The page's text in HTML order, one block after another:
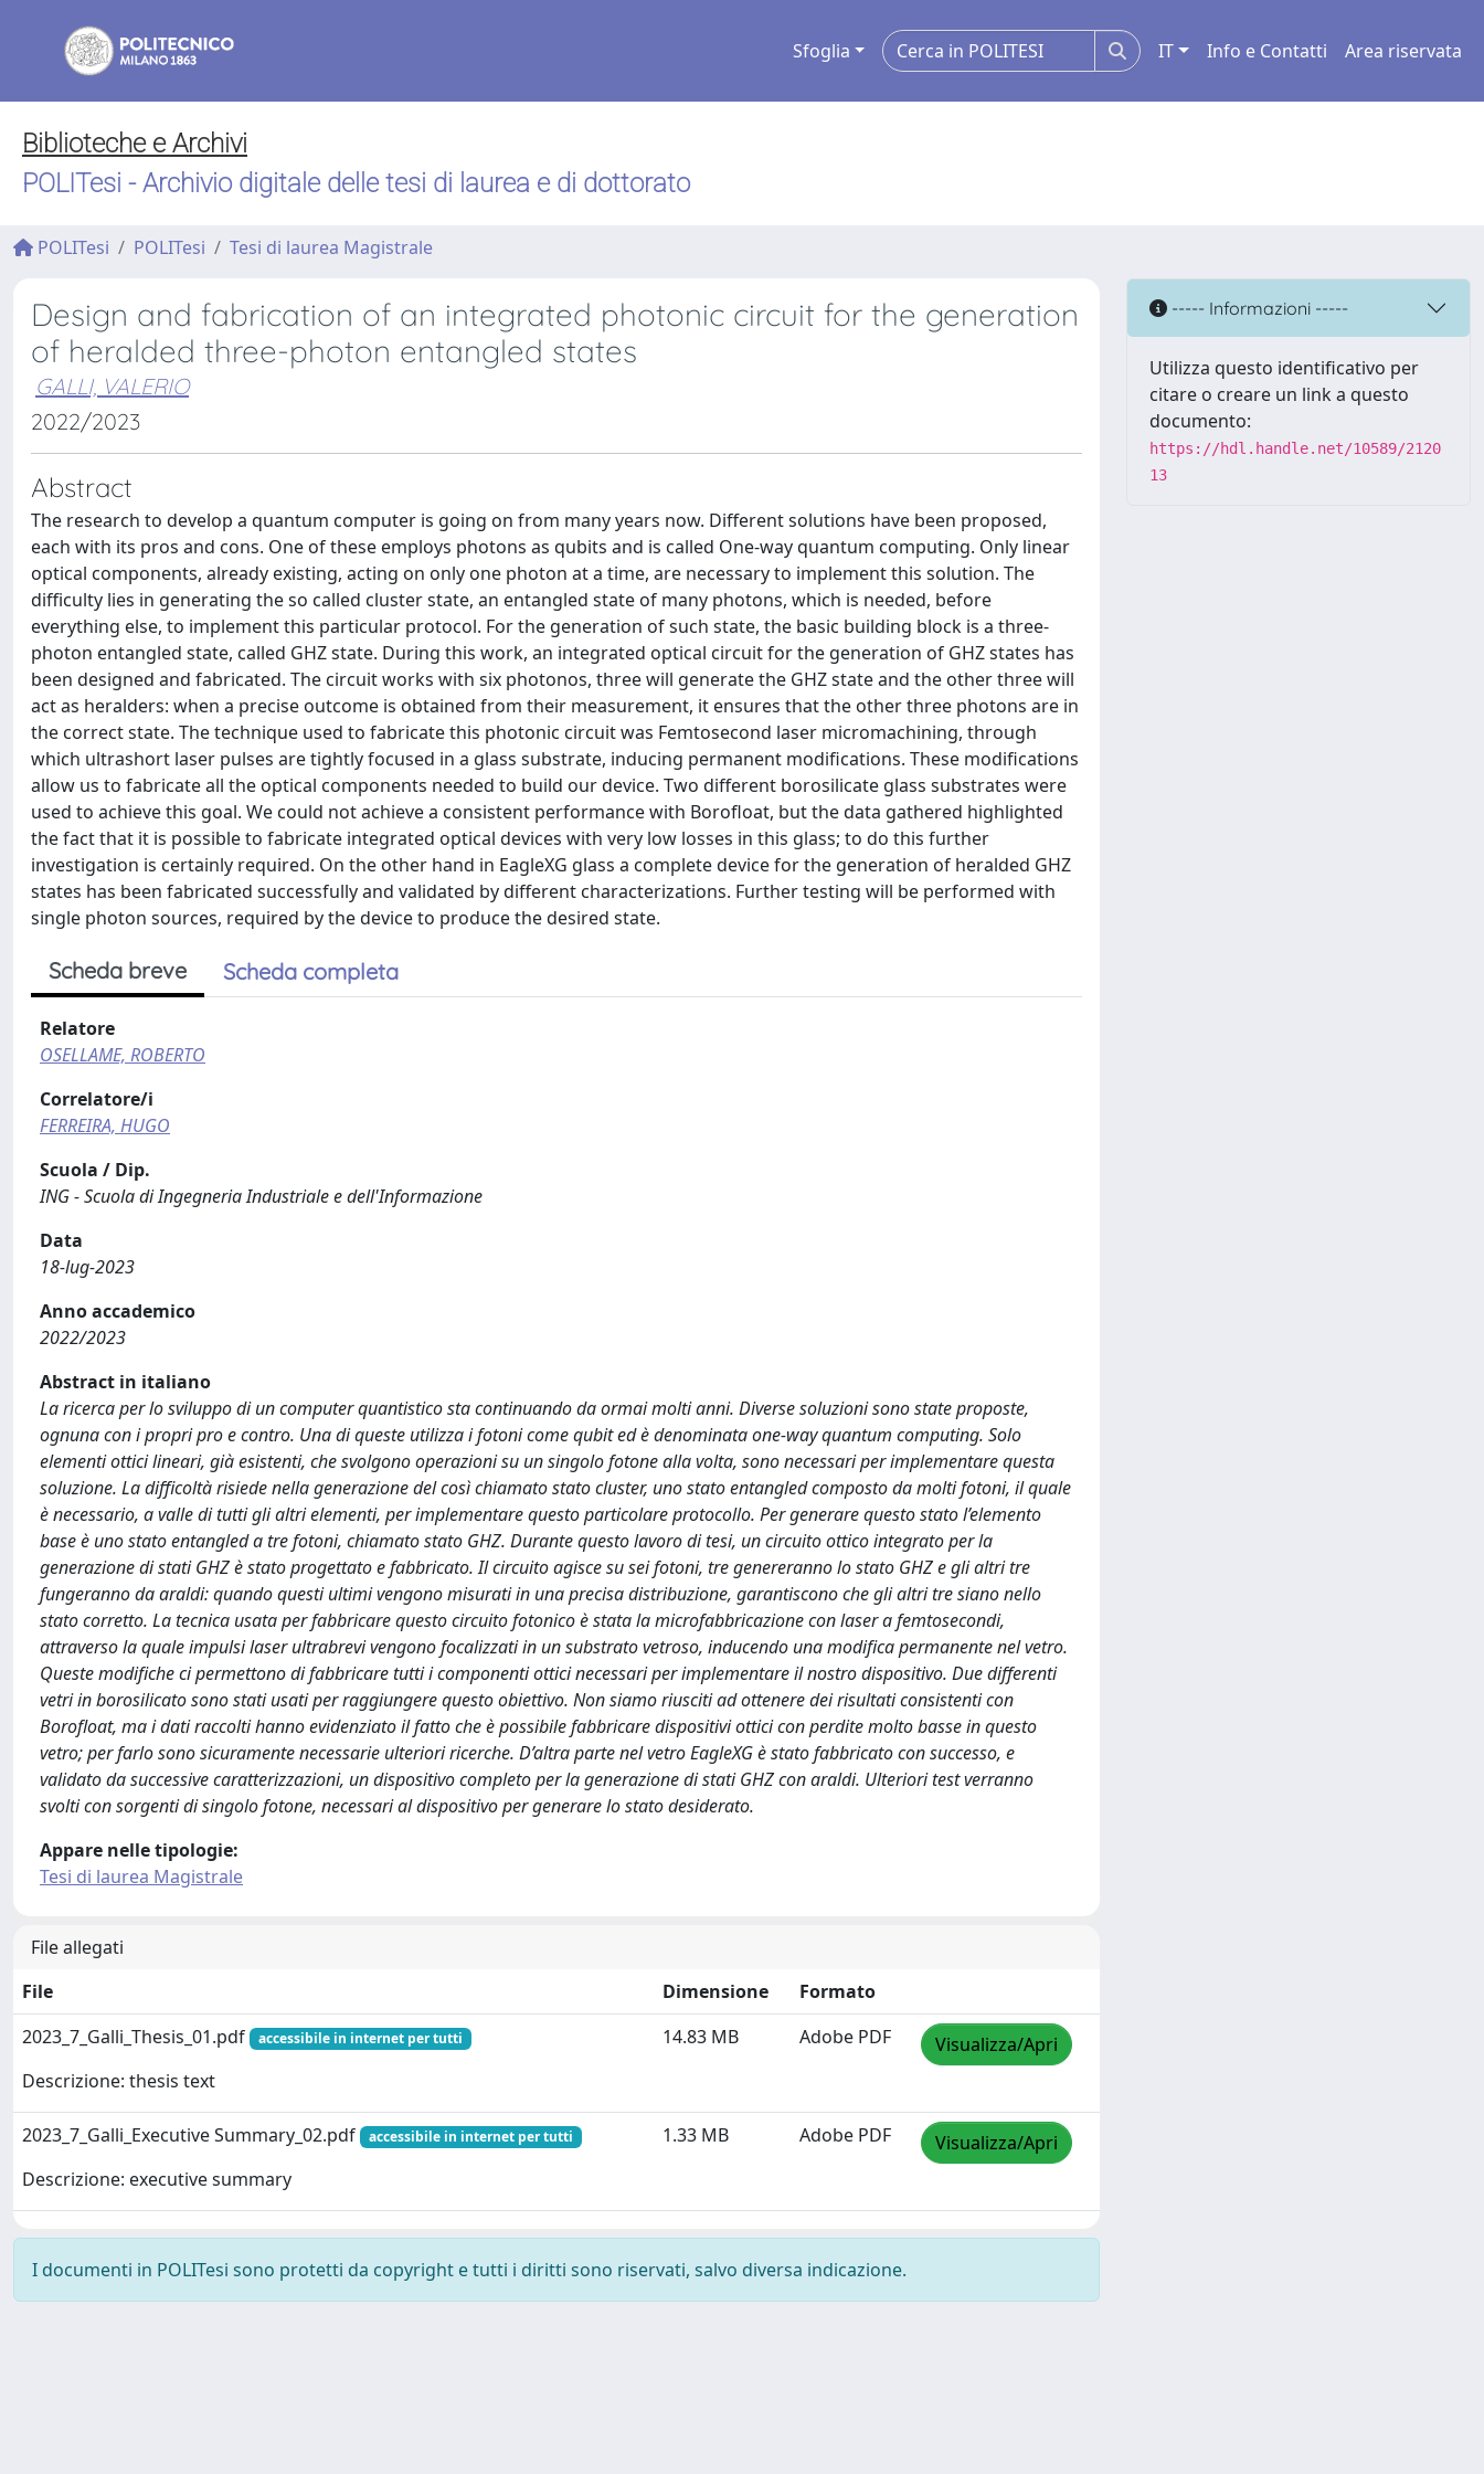
Sfoglia IT Info e Contatti Area riservata
Biblioteche e Archivi
POLITesi - Archivio digitale delle tesi di laurea e di dottorato
POLITesi POLITesi Tesi di laurea Magistrale
Design and fabrication of an integrated photonic circuit for the generation
of heralded three-photon entangled states
GALLI, VALERIO
2022/2023
Abstract
The research to develop a quantum computer is going on from many years now. Different solutions have been proposed,
each with its pros and cons. One of these employs photons as qubits and is called One-way quantum computing. Only linear
optical components, already existing, acting on only one photon at a time, are necessary to implement this solution. The
difficulty lies in generating the so called cluster state, an entangled state of many photons, which is needed, before
everything else, to implement this particular protocol. For the generation of such state, the basic building block is a three-
photon entangled state, called GHZ state. During this work, an integrated optical circuit for the generation of GHZ states has
been designed and fabricated. The circuit works with six photonos, three will generate the GHZ state and the other three will
act as heralders: when a precise outcome is obtained from their measurement, it ensures that the other three photons are in
the correct state. The technique used to fabricate this photonic circuit was Femtosecond laser micromachining, through
which ultrashort laser pulses are tightly focused in a glass substrate, inducing permanent modifications. These modifications
allow us to fabricate all the optical components needed to build our device. Two different borosilicate glass substrates were
used to achieve this goal. We could not achieve a consistent performance with Borofloat, but the data gathered highlighted
the fact that it is possible to fabricate integrated optical devices with very low losses in this glass; to do this further
investigation is certainly required. On the other hand in EagleXG glass a complete device for the generation of heralded GHZ
states has been fabricated successfully and validated by different characterizations. Further testing will be performed with
single photon sources, required by the device to produce the desired state.
Scheda breve Scheda completa
Relatore
OSELLAME, ROBERTO
Correlatore/i
FERREIRA, HUGO
Scuola / Dip.
ING - Scuola di Ingegneria Industriale e dell'Informazione
Data
18-lug-2023
Anno accademico
2022/2023
Abstract in italiano
La ricerca per lo sviluppo di un computer quantistico sta continuando da ormai molti anni. Diverse soluzioni sono state proposte,
ognuna con i propri pro e contro. Una di queste utilizza i fotoni come qubit ed è denominata one-way quantum computing. Solo
elementi ottici lineari, già esistenti, che svolgono operazioni su un singolo fotone alla volta, sono necessari per implementare questa
soluzione. La difficoltà risiede nella generazione del così chiamato stato cluster, uno stato entangled composto da molti fotoni, il quale
è necessario, a valle di tutti gli altri elementi, per implementare questo particolare protocollo. Per generare questo stato l’elemento
base è uno stato entangled a tre fotoni, chiamato stato GHZ. Durante questo lavoro di tesi, un circuito ottico integrato per la
generazione di stati GHZ è stato progettato e fabbricato. Il circuito agisce su sei fotoni, tre genereranno lo stato GHZ e gli altri tre
fungeranno da araldi: quando questi ultimi vengono misurati in una precisa distribuzione, garantiscono che gli altri tre siano nello
stato corretto. La tecnica usata per fabbricare questo circuito fotonico è stata la microfabbricazione con laser a femtosecondi,
attraverso la quale impulsi laser ultrabrevi vengono focalizzati in un substrato vetroso, inducendo una modifica permanente nel vetro.
Queste modifiche ci permettono di fabbricare tutti i componenti ottici necessari per implementare il nostro dispositivo. Due differenti
vetri in borosilicato sono stati usati per raggiungere questo obiettivo. Non siamo riusciti ad ottenere dei risultati consistenti con
Borofloat, ma i dati raccolti hanno evidenziato il fatto che è possibile fabbricare dispositivi ottici con perdite molto basse in questo
vetro; per farlo sono sicuramente necessarie ulteriori ricerche. D’altra parte nel vetro EagleXG è stato fabbricato con successo, e
validato da successive caratterizzazioni, un dispositivo completo per la generazione di stati GHZ con araldi. Ulteriori test verranno
svolti con sorgenti di singolo fotone, necessari al dispositivo per generare lo stato desiderato.
Appare nelle tipologie:
Tesi di laurea Magistrale
File allegati
File
Dimensione
Formato
2023_7_Galli_Thesis_01.pdf
accessibile in internet per tutti
Descrizione: thesis text
14.83 MB Adobe PDF Visualizza/Apri
2023_7_Galli_Executive Summary_02.pdf accessibile in internet per tutti
Descrizione: executive summary
1.33 MB Adobe PDF Visualizza/Apri
I documenti in POLITesi sono protetti da copyright e tutti i diritti sono riservati, salvo diversa indicazione.
----- Informazioni -----
Utilizza questo identificativo per
citare o creare un link a questo
documento:
https://hdl.handle.net/10589/2120
13